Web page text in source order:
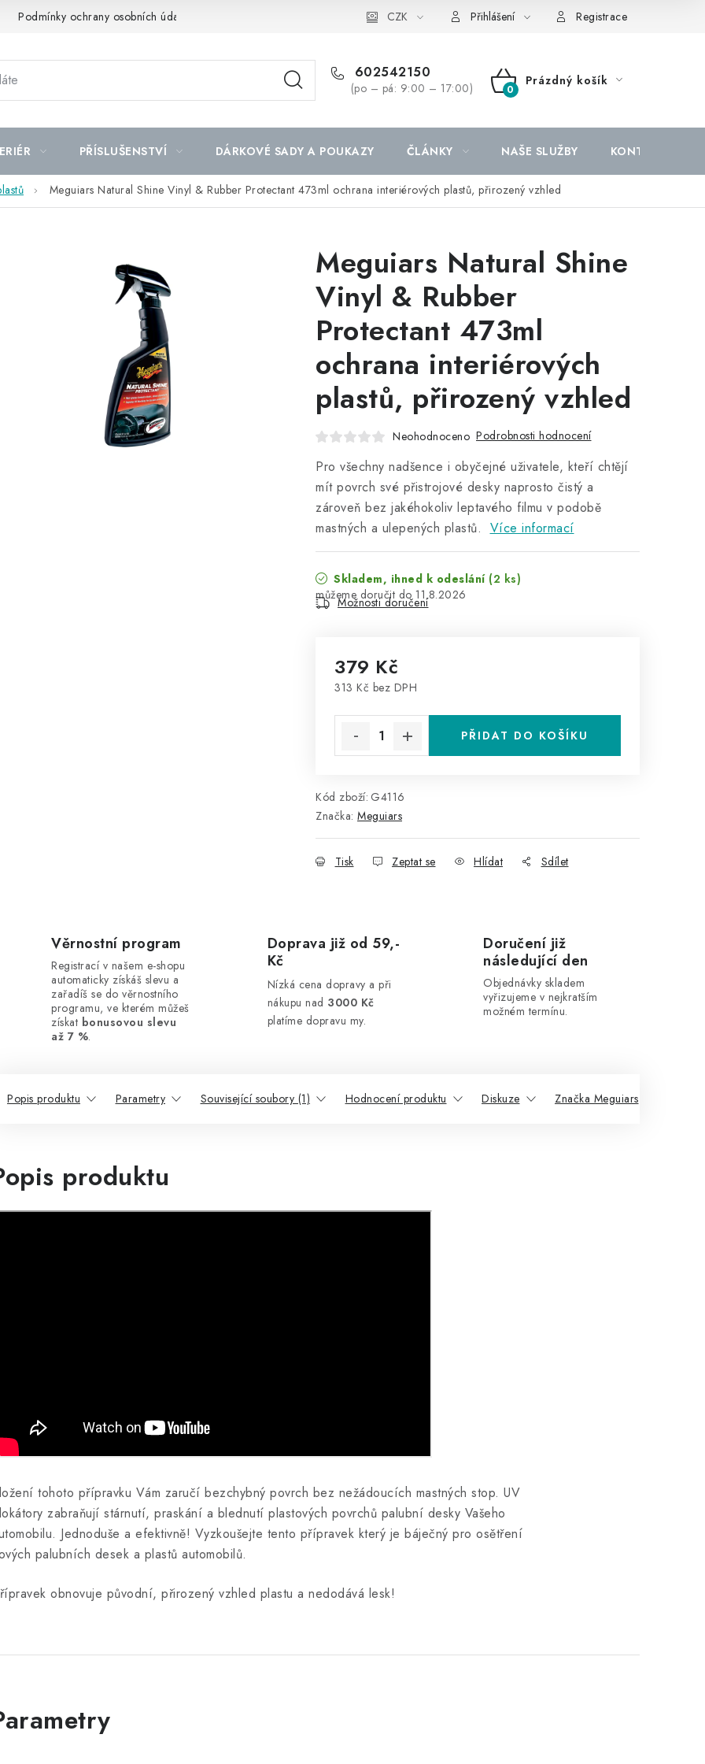
Podmínky ochrany osobních údajů CZK Přihlášení Registrace
602542150
(po – pá: 9:00 – 17:00)
NÁKUPNÍ
Prázdný košík
PŘÍSLUŠENSTVÍ DÁRKOVÉ SADY A POUKAZY ČLÁNKY NAŠE SLUŽBY KONTAKTY
Meguiars Natural Shine Vinyl & Rubber Protectant 473ml ochrana interiérových plastů, přirozený vzhled
Meguiars Natural Shine
Vinyl & Rubber
Protectant 473ml
ochrana interiérových
plastů, přirozený vzhled
Neohodnoceno Podrobnosti hodnocení
Pro všechny nadšence i obyčejné uživatele, kteří chtějí
mít povrch své přistrojové desky naprosto čistý a
zároveň bez jakéhokoliv leptavého filmu v podobě
mastných a ulepených plastů. Více informací
Skladem, ihned k odeslání (2 ks)
11.8.2026
Možnosti doručení
379 Kč
313 Kč bez DPH
PŘIDAT DO KOŠÍKU
Kód zboží: G4116
Značka: Meguiars
Tisk Zeptat se Hlídat Sdílet
Věrnostní program
Registrací v našem e-shopu
automaticky získáš slevu a
zařadíš se do věrnostního
programu, ve kterém můžeš
získat bonusovou slevu
až 7 %.
Doprava již od 59,-
Kč
Nízká cena dopravy a při
nákupu nad 3000 Kč
platíme dopravu my.
Doručení již
následující den
Objednávky skladem
vyřizujeme v nejkratším
možném termínu.
Popis produktu Parametry Související soubory (1) Hodnocení produktu Diskuze Značka Meguiars
produktu
tohoto přípravku Vám zaručí bezchybný povrch bez nežádoucích mastných stop. UV
zabraňují stárnutí, praskání a blednutí plastových povrchů palubní desky Vašeho
Jednoduše a efektivně! Vyzkoušejte tento přípravek který je báječný pro osětření
palubních desek a plastů automobilů.
obnovuje původní, přirozený vzhled plastu a nedodává lesk!